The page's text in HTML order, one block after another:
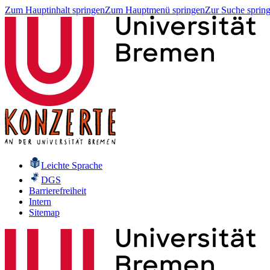
Zum Hauptinhalt springenZum Hauptmenü springenZur Suche
Leichte Sprache
DGS
Barrierefreiheit
Intern
Sitemap